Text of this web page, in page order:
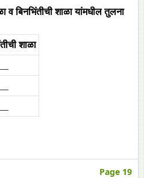
व बिनभिंतीची शाळा यांमधील तुलना
शाळा
Page 19